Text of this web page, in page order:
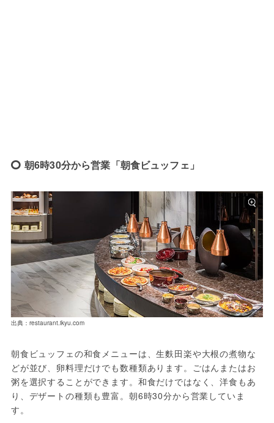
朝6時30分から営業「朝食ビュッフェ」
出典：restaurant.ikyu.com
朝食ビュッフェの和食メニューは、生麩田楽や大根の煮物な
どが並び、卵料理だけでも数種類あります。ごはんまたはお
粥を選択することができます。和食だけではなく、洋食もあ
り、デザートの種類も豊富。朝6時30分から営業していま
す。